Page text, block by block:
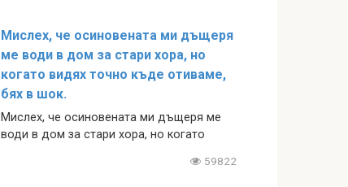
Мислех, че осиновената ми дъщеря
ме води в дом за стари хора, но
когато видях точно къде отиваме,
бях в шок.
Мислех, че осиновената ми дъщеря ме
води в дом за стари хора, но когато
59822